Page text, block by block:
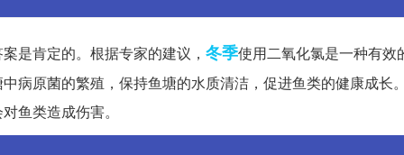
是肯定的。根据专家的建议， 冬季使用二氧化氯是一种有效
病原菌的繁殖，保持鱼塘的水质清洁，促进鱼类的健康成长
鱼类造成伤害。